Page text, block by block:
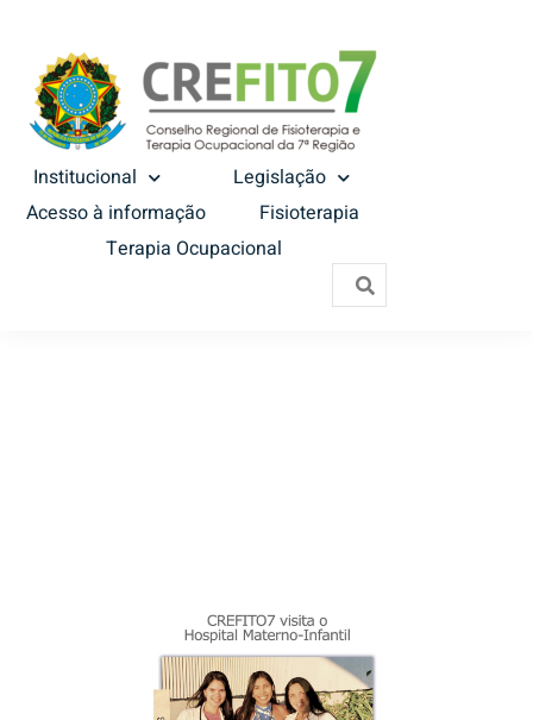
Institucional
Legislação
Acesso à informação
Fisioterapia
Terapia Ocupacional